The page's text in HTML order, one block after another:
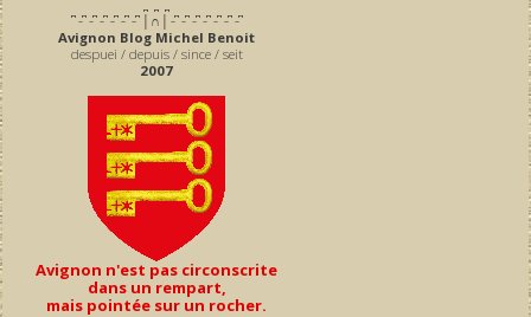
͆ ̵ ͆ ̵ ͆ ̵ ͆ ̵ ͆ ̵ ͆ ̵ ͆ │∩│ ̵ ͆ ̵ ͆ ̵ ͆ ̵ ͆ ̵ ͆ ̵ ͆ ̵ ͆
Avignon Blog Michel Benoit
despuei / depuis / since / seit
2007
Avignon n'est pas circonscrite
dans un rempart,
mais pointée sur un rocher.